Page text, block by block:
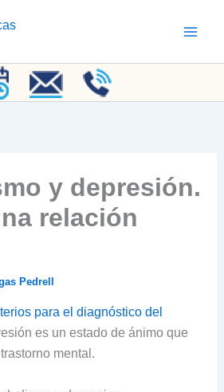
y depresión.
relación
Pedrell
para el diagnóstico del
es un estado de ánimo que
mental.